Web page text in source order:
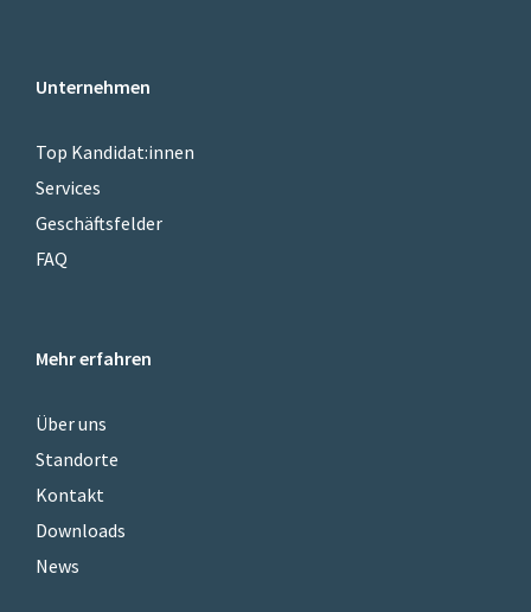
Unternehmen
Top Kandidat:innen
Services
Geschäftsfelder
FAQ
Mehr erfahren
Über uns
Standorte
Kontakt
Downloads
News